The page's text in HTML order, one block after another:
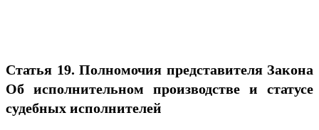
Статья 19. Полномочия представителя Закона
Об исполнительном производстве и статусе
судебных исполнителей